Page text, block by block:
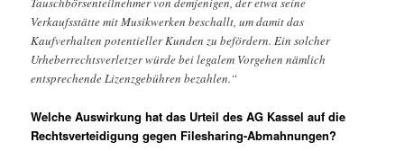
Verkaufsstätte mit Musikwerken beschallt, um damit das
Kaufverhalten potentieller Kunden zu befördern. Ein solcher
Urheberrechtsverletzer würde bei legalem Vorgehen nämlich
entsprechende Lizenzgebühren bezahlen.“
Welche Auswirkung hat das Urteil des AG Kassel auf die
Rechtsverteidigung gegen Filesharing-Abmahnungen?